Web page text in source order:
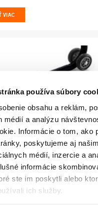
používa súbory
obsahu a reklám,
médií a analýzu
Informácie o tom, ako
poskytujeme aj
médií, inzercie a
informácie
ste im poskytli alebo
ich služby.
VIAC
STAND
VIAC